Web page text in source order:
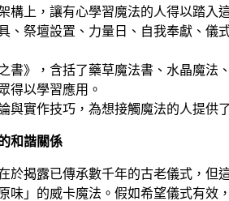
上，讓有心學習魔法的人得以踏入
祭壇設置、力量日、自我奉獻、儀
書》，含括了藥草魔法書、水晶魔
得以學習應用。
實作技巧，為想接觸魔法的人提供
和諧關係
揭露已傳承數千年的古老儀式，但
」的威卡魔法。假如希望儀式有效